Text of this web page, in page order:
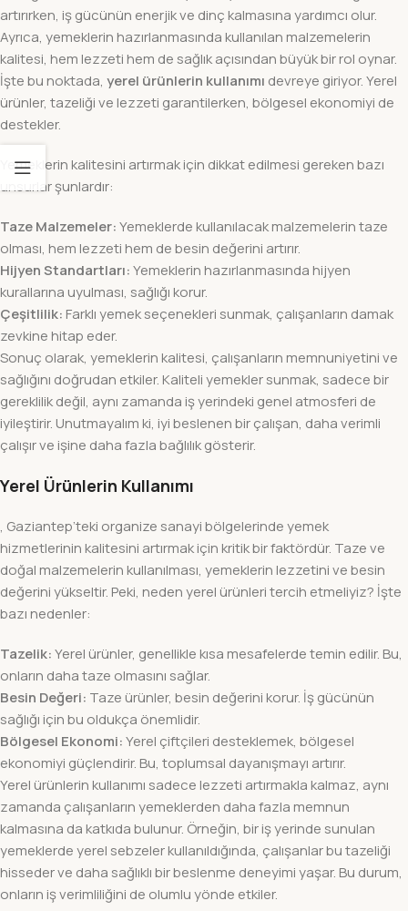
artırırken, iş gücünün enerjik ve dinç kalmasına yardımcı olur.
Ayrıca, yemeklerin hazırlanmasında kullanılan malzemelerin
kalitesi, hem lezzeti hem de sağlık açısından büyük bir rol oynar.
İşte bu noktada, yerel ürünlerin kullanımı devreye giriyor. Yerel
ürünler, tazeliği ve lezzeti garantilerken, bölgesel ekonomiyi de
destekler.
Yemeklerin kalitesini artırmak için dikkat edilmesi gereken bazı
unsurlar şunlardır:
Taze Malzemeler:Yemeklerde kullanılacak malzemelerin taze
olması, hem lezzeti hem de besin değerini artırır.
Hijyen Standartları:Yemeklerin hazırlanmasında hijyen
kurallarına uyulması, sağlığı korur.
Çeşitlilik: Farklı yemek seçenekleri sunmak, çalışanların damak
zevkine hitap eder.
Sonuç olarak, yemeklerin kalitesi, çalışanların memnuniyetini ve
sağlığını doğrudan etkiler. Kaliteli yemekler sunmak, sadece bir
gereklilik değil, aynı zamanda iş yerindeki genel atmosferi de
iyileştirir. Unutmayalım ki, iyi beslenen bir çalışan, daha verimli
çalışır ve işine daha fazla bağlılık gösterir.
Yerel Ürünlerin Kullanımı
, Gaziantep’teki organize sanayi bölgelerinde yemek
hizmetlerinin kalitesini artırmak için kritik bir faktördür. Taze ve
doğal malzemelerin kullanılması, yemeklerin lezzetini ve besin
değerini yükseltir. Peki, neden yerel ürünleri tercih etmeliyiz? İşte
bazı nedenler:
Tazelik:Yerel ürünler, genellikle kısa mesafelerde temin edilir. Bu,
onların daha taze olmasını sağlar.
Besin Değeri: Taze ürünler, besin değerini korur. İş gücünün
sağlığı için bu oldukça önemlidir.
Bölgesel Ekonomi:Yerel çiftçileri desteklemek, bölgesel
ekonomiyi güçlendirir. Bu, toplumsal dayanışmayı artırır.
Yerel ürünlerin kullanımı sadece lezzeti artırmakla kalmaz, aynı
zamanda çalışanların yemeklerden daha fazla memnun
kalmasına da katkıda bulunur. Örneğin, bir iş yerinde sunulan
yemeklerde yerel sebzeler kullanıldığında, çalışanlar bu tazeliği
hisseder ve daha sağlıklı bir beslenme deneyimi yaşar. Bu durum,
onların iş verimliliğini de olumlu yönde etkiler.